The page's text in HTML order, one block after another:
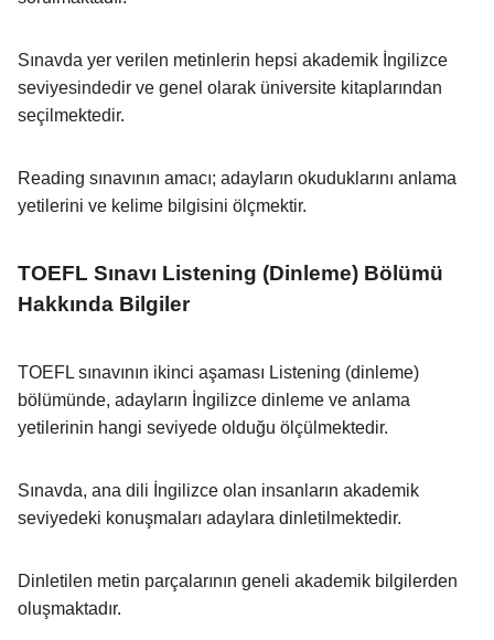
Sınavda yer verilen metinlerin hepsi akademik İngilizce
seviyesindedir ve genel olarak üniversite kitaplarından
seçilmektedir.
Reading sınavının amacı; adayların okuduklarını anlama
yetilerini ve kelime bilgisini ölçmektir.
TOEFL Sınavı Listening (Dinleme) Bölümü
Hakkında Bilgiler
TOEFL sınavının ikinci aşaması Listening (dinleme)
bölümünde, adayların İngilizce dinleme ve anlama
yetilerinin hangi seviyede olduğu ölçülmektedir.
Sınavda, ana dili İngilizce olan insanların akademik
seviyedeki konuşmaları adaylara dinletilmektedir.
Dinletilen metin parçalarının geneli akademik bilgilerden
oluşmaktadır.